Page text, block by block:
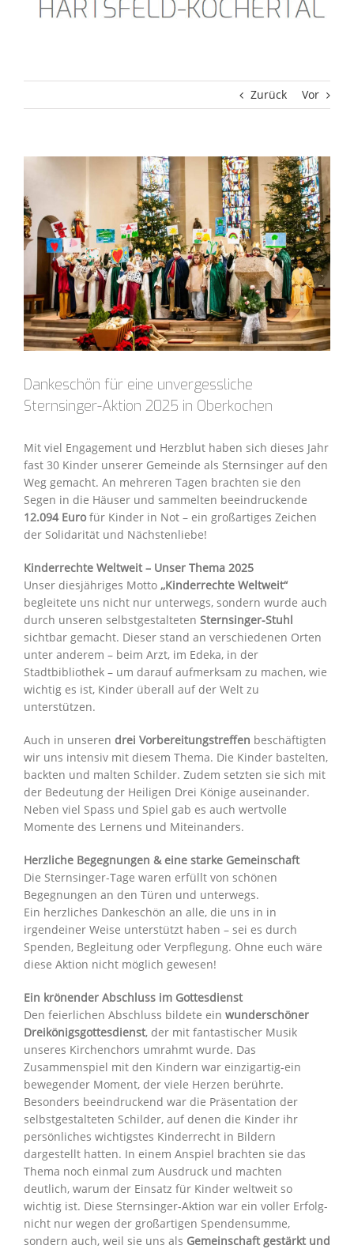
Zurück Vor
Bild
Dankeschön für eine unvergessliche
Sternsinger-Aktion 2025 in Oberkochen
Mit viel Engagement und Herzblut haben sich dieses Jahr
fast 30 Kinder unserer Gemeinde als Sternsinger auf den
Weg gemacht. An mehreren Tagen brachten sie den
Segen in die Häuser und sammelten beeindruckende
12.094 Eurofür Kinder in Not – ein großartiges Zeichen
der Solidarität und Nächstenliebe!
Kinderrechte Weltweit – Unser Thema 2025
Unser diesjähriges Motto ,,Kinderrechte Weltweit“
begleitete uns nicht nur unterwegs, sondern wurde auch
durch unseren selbstgestalteten Sternsinger-Stuhl
sichtbar gemacht. Dieser stand an verschiedenen Orten
unter anderem – beim Arzt, im Edeka, in der
Stadtbibliothek – um darauf aufmerksam zu machen, wie
wichtig es ist, Kinder überall auf der Welt zu
unterstützen.
Auch in unseren drei Vorbereitungstreffen beschäftigten
wir uns intensiv mit diesem Thema. Die Kinder bastelten,
backten und malten Schilder. Zudem setzten sie sich mit
der Bedeutung der Heiligen Drei Könige auseinander.
Neben viel Spass und Spiel gab es auch wertvolle
Momente des Lernens und Miteinanders.
Herzliche Begegnungen & eine starke Gemeinschaft
Die Sternsinger-Tage waren erfüllt von schönen
Begegnungen an den Türen und unterwegs.
Ein herzliches Dankeschön an alle, die uns in in
irgendeiner Weise unterstützt haben – sei es durch
Spenden, Begleitung oder Verpflegung. Ohne euch wäre
diese Aktion nicht möglich gewesen!
Ein krönender Abschluss im Gottesdienst
Den feierlichen Abschluss bildete ein wunderschöner
Dreikönigsgottesdienst, der mit fantastischer Musik
unseres Kirchenchors umrahmt wurde. Das
Zusammenspiel mit den Kindern war einzigartig-ein
bewegender Moment, der viele Herzen berührte.
Besonders beeindruckend war die Präsentation der
selbstgestalteten Schilder, auf denen die Kinder ihr
persönliches wichtigstes Kinderrecht in Bildern
dargestellt hatten. In einem Anspiel brachten sie das
Thema noch einmal zum Ausdruck und machten
deutlich, warum der Einsatz für Kinder weltweit so
wichtig ist. Diese Sternsinger-Aktion war ein voller Erfolg-
nicht nur wegen der großartigen Spendensumme,
sondern auch, weil sie uns als Gemeinschaft gestärkt und